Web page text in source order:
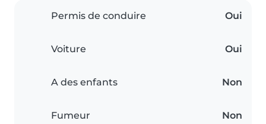
Permis de conduire Oui
Voiture Oui
A des enfants Non
Fumeur Non